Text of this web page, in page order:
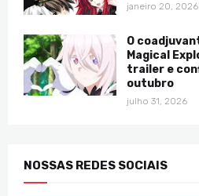
janeiro 20, 2026
O
Magical
trailer e
outubro
julho 31, 2026
NOSSAS REDES SOCIAIS